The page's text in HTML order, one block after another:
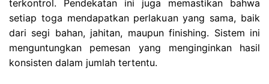
terkontrol. Pendekatan ini juga memastikan bahwa
setiap toga mendapatkan perlakuan yang sama, baik
dari segi bahan, jahitan, maupun finishing. Sistem ini
menguntungkan pemesan yang menginginkan hasil
konsisten dalam jumlah tertentu.